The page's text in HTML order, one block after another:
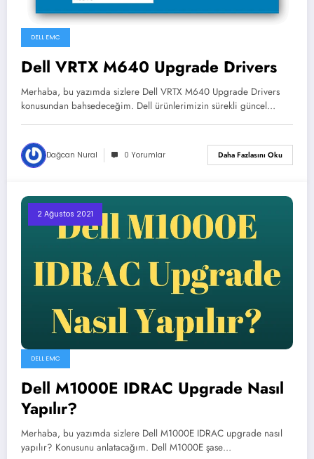
DELL EMC
Dell VRTX M640 Upgrade Drivers
Merhaba, bu yazımda sizlere Dell VRTX M640 Upgrade Drivers
konusundan bahsedeceğim. Dell ürünlerimizin sürekli güncel…
Dağcan Nural 0 Yorumlar Daha Fazlasını Oku
2 Ağustos 2021
DELL EMC
Dell M1000E IDRAC Upgrade Nasıl
Yapılır?
Merhaba, bu yazımda sizlere Dell M1000E IDRAC upgrade nasıl
yapılır? Konusunu anlatacağım. Dell M1000E şase…